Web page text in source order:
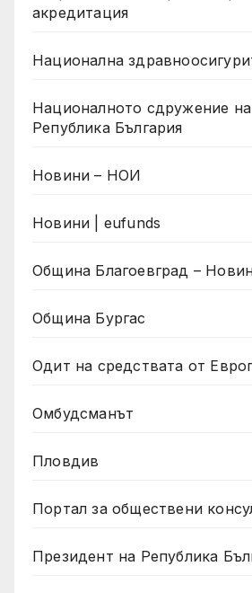
акредитация
Национална
Националното сдружение
Република България
Новини – НОИ
Новини | eufunds
Община Благоевград –
Община Бургас
Одит на средствата от
Омбудсманът
Пловдив
Портал за обществени
Президент на Република